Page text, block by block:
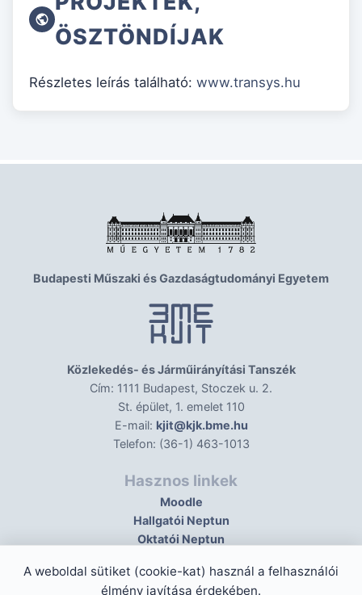
ÖSZTÖNDÍJAK
Részletes leírás található: www.transys.hu
Budapesti Műszaki és Gazdaságtudományi Egyetem
Közlekedés- és Járműirányítási Tanszék
Cím: 1111 Budapest, Stoczek u. 2.
St. épület, 1. emelet 110
E-mail: kjit@kjk.bme.hu
Telefon: (36-1) 463-1013
Hasznos linkek
Moodle
Hallgatói Neptun
Oktatói Neptun
A weboldal sütiket (cookie-kat) használ a felhasználói
élmény javítása érdekében.